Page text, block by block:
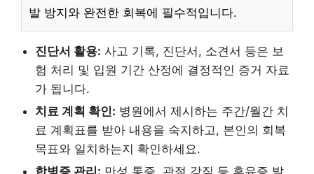
발 방지와 완전한 회복에 필수적입니다.
진단서 활용: 사고 기록, 진단서, 소견서 등은 보
험 처리 및 입원 기간 산정에 결정적인 증거 자료
가 됩니다.
치료 계획 확인: 병원에서 제시하는 주간/월간 치
료 계획표를 받아 내용을 숙지하고, 본인의 회복
목표와 일치하는지 확인하세요.